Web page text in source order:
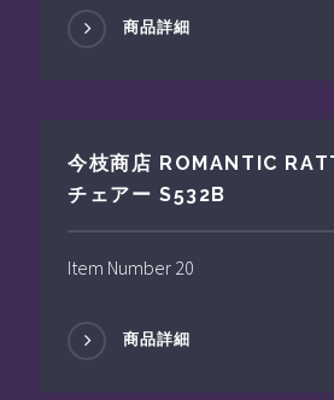
商品詳細
今枝商店 ROMANTIC
チェアー S532B
Item Number 20
商品詳細